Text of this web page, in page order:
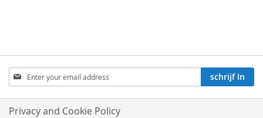
Aboneren
op
onze
nieuwsbrief:
schrijf In
Privacy and Cookie Policy